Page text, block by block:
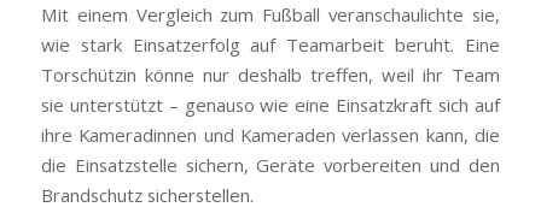
Mit einem Vergleich zum Fußball veranschaulichte sie,
wie stark Einsatzerfolg auf Teamarbeit beruht. Eine
Torschützin könne nur deshalb treffen, weil ihr Team
sie unterstützt – genauso wie eine Einsatzkraft sich auf
ihre Kameradinnen und Kameraden verlassen kann, die
die Einsatzstelle sichern, Geräte vorbereiten und den
Brandschutz sicherstellen.